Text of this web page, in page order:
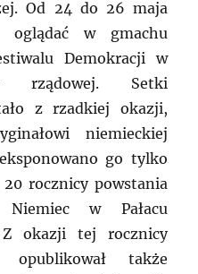
Od 24 do 26 maja
oglądać w gmachu
Demokracji w
rządowej. Setki
z rzadkiej okazji,
niemieckiej
go tylko
rocznicy powstania
Niemiec w Pałacu
okazji tej rocznicy
opublikował także